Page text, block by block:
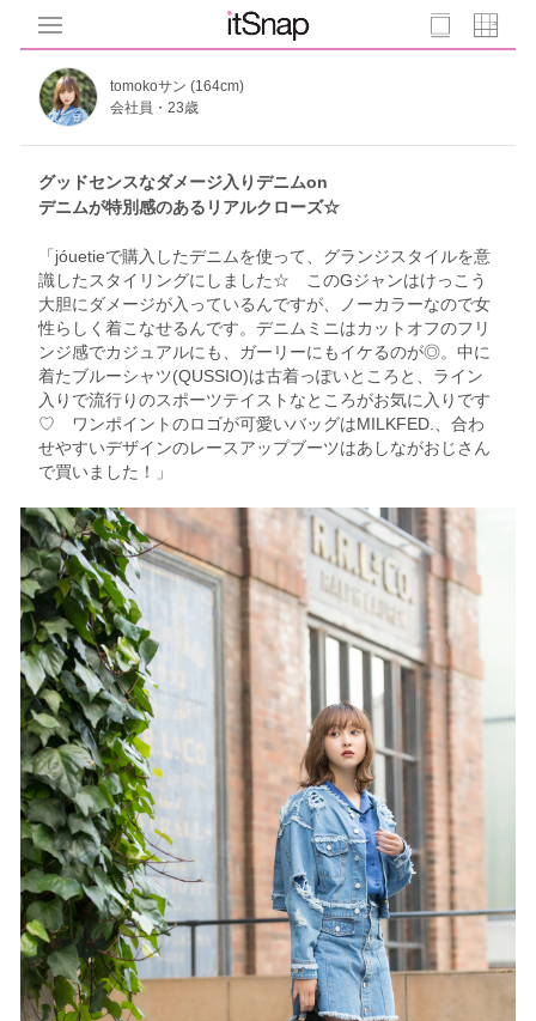
tomokoサン (164cm)
会社員・23歳
グッドセンスなダメージ入りデニムon
デニムが特別感のあるリアルクローズ☆
「jóuetieで購入したデニムを使って、グランジスタイルを意
識したスタイリングにしました☆ このGジャンはけっこう
大胆にダメージが入っているんですが、ノーカラーなので女
性らしく着こなせるんです。デニムミニはカットオフのフリ
ンジ感でカジュアルにも、ガーリーにもイケるのが◎。中に
着たブルーシャツ(QUSSIO)は古着っぽいところと、ライン
入りで流行りのスポーツテイストなところがお気に入りです
♡ ワンポイントのロゴが可愛いバッグはMILKFED.、合わ
せやすいデザインのレースアップブーツはあしながおじさん
で買いました！」